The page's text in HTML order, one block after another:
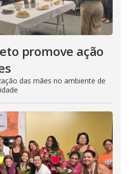
promove ação
das mães no ambiente de